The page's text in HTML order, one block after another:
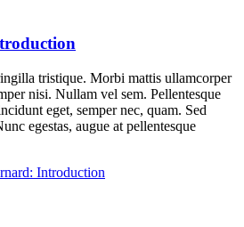
tristique. Morbi mattis ullamcorper
nisi. Nullam vel sem. Pellentesque
eget, semper nec, quam. Sed
egestas, augue at pellentesque
Introduction